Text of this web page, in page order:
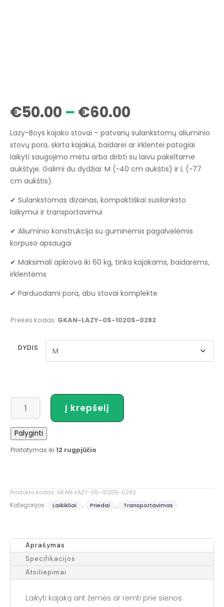
€50.00 – €60.00
range:
€50.00
through
Lazy-Boys kajako stovai – patvarių sulankstomų aliuminio
stovų pora, skirta kajakui, baidarei ar irklentei patogiai
laikyti saugojimo metu arba dirbti su laivu pakeltame
aukštyje. Galimi du dydžiai: M (~40 cm aukštis) ir L (~77
cm aukštis).
✔ Sulankstomas dizainas, kompaktiškai susilanksto
laikymui ir transportavimui
✔ Aliuminio konstrukcija su guminėmis pagalvėlėmis
korpuso apsaugai
✔ Maksimali apkrova iki 60 kg, tinka kajakams, baidarėms,
irklentėms
✔ Parduodami pora, abu stovai komplekte
Prekės kodas: GKAN-LAZY-05-10205-0282
DYDIS
kiekis:
Kajako
stovas
Į krepšelį
Palyginti
Pristatymas iki 12 rugpjūčio
Produkto kodas: GKAN-LAZY-05-10205-0282
Kategorijos: Laikikliai , Priedai , Transportavimas
Aprašymas
Specifikacijos
Atsiliepimai
Laikyti kajaką ant žemės ar remti prie sienos